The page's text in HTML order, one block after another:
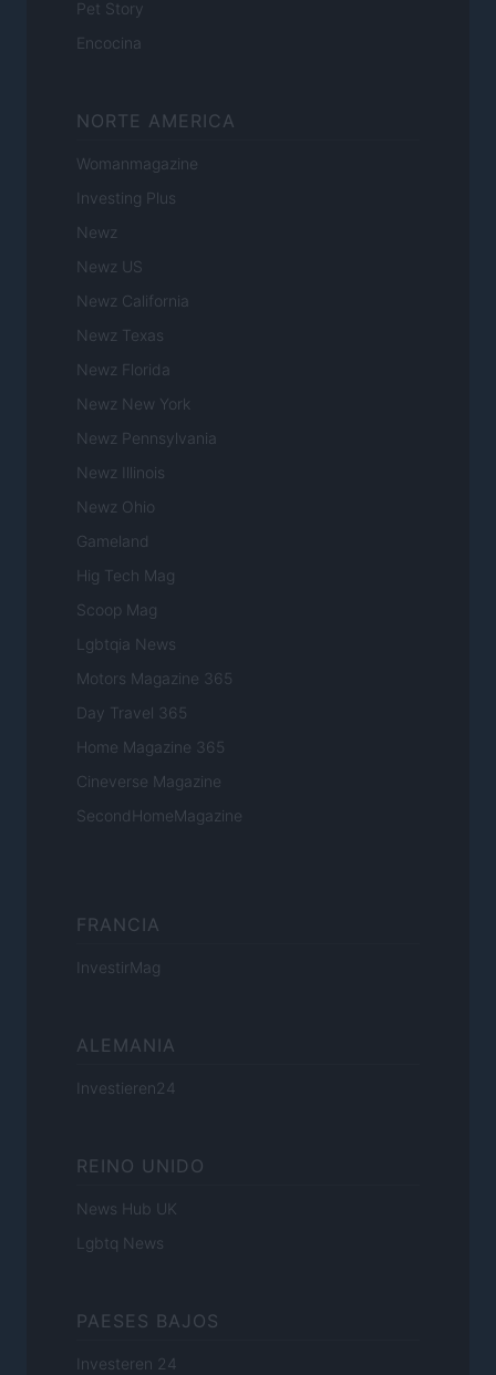
Pet Story
Encocina
NORTE AMERICA
Womanmagazine
Investing Plus
Newz
Newz US
Newz California
Newz Texas
Newz Florida
Newz New York
Newz Pennsylvania
Newz Illinois
Newz Ohio
Gameland
Hig Tech Mag
Scoop Mag
Lgbtqia News
Motors Magazine 365
Day Travel 365
Home Magazine 365
Cineverse Magazine
SecondHomeMagazine
FRANCIA
InvestirMag
ALEMANIA
Investieren24
REINO UNIDO
News Hub UK
Lgbtq News
PAESES BAJOS
Investeren 24